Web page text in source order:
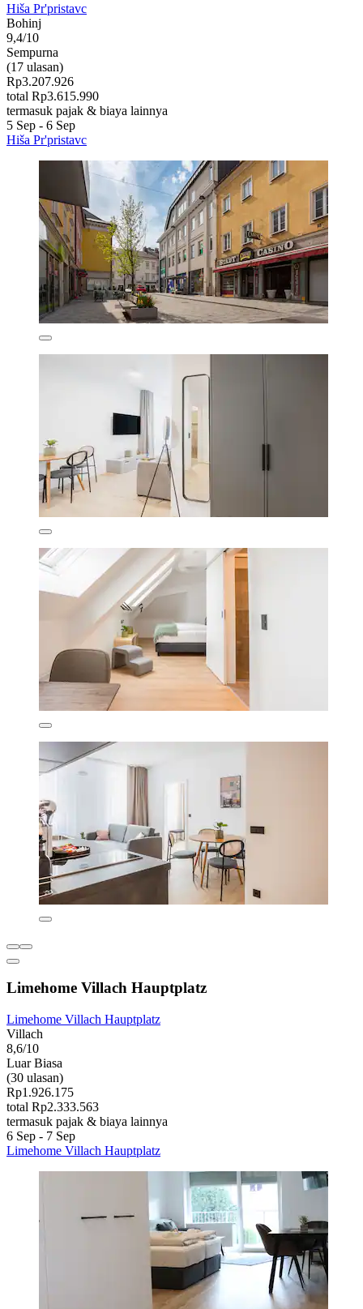
Hiša Pr'pristavc
Bohinj
9,4/10
Sempurna
(17 ulasan)
Rp3.207.926
total Rp3.615.990
termasuk pajak & biaya lainnya
5 Sep - 6 Sep
Hiša Pr'pristavc
Limehome Villach Hauptplatz
Limehome Villach Hauptplatz
Villach
8,6/10
Luar Biasa
(30 ulasan)
Rp1.926.175
total Rp2.333.563
termasuk pajak & biaya lainnya
6 Sep - 7 Sep
Limehome Villach Hauptplatz